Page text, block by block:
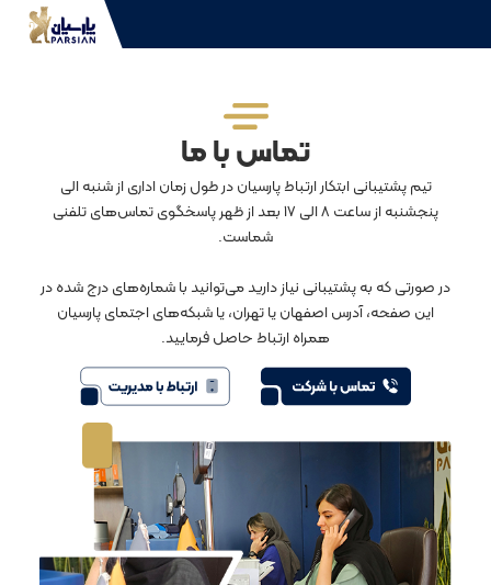
تماس با ما
تیم پشتیبانی ابتکار ارتباط پارسیان در طول زمان اداری از شنبه الی
پنجشنبه از ساعت 8 الی 17 بعد از ظهر پاسخگوی تماس‌های تلفنی
شماست.
در صورتی که به پشتیبانی نیاز دارید می‌توانید با شماره‌های درج شده در
این صفحه، آدرس اصفهان یا تهران، یا شبکه‌های اجتمای پارسیان
همراه ارتباط حاصل فرمایید.